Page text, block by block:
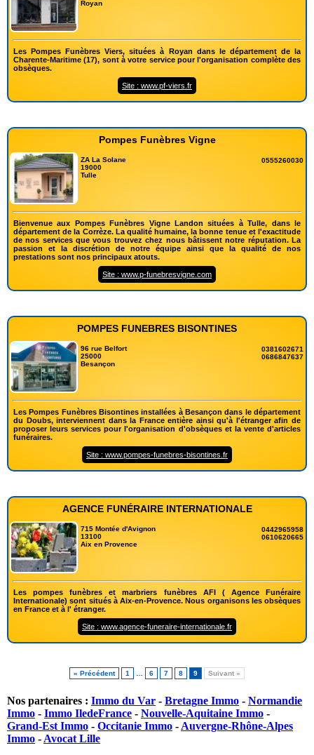
Royan
Les Pompes Funèbres Viers, situées à Royan dans le département de la
Charente-Maritime (17), sont à votre service pour l'organisation complète des
obsèques.
Site : www.pf-viers.fr
Pompes Funèbres Vigne
ZA La Solane
19000
Tulle
0555260030
Bienvenue aux Pompes Funèbres Vigne Landon situées à Tulle, dans le
département de la Corrèze. La qualité humaine, la bonne tenue et l'exactitude
de nos services que vous trouvez chez nous bâtissent notre réputation. La
passion et la discrétion de notre équipe ainsi que la qualité de nos
prestations sont nos principaux atouts.
Site : www.p-funebresvigne.com
POMPES FUNEBRES BISONTINES
96 rue Belfort
25000
Besançon
0381602671
0686847637
Les Pompes Funèbres Bisontines installées à Besançon dans le département
du Doubs, interviennent dans la France entière ainsi qu'à l'étranger afin de
proposer leurs services pour l'organisation d'obsèques et la vente d'articles
funéraires.
Site : www.pompes-funebres-bisontines.fr
AGENCE FUNÉRAIRE INTERNATIONALE
715 Montée d'Avignon
13100
Aix en Provence
0442965958
0610620665
Les pompes funèbres et marbriers funèbres AFI ( Agence Funéraire
Internationale) sont situés à Aix-en-Provence. Nous organisons les obsèques
en France et à l' étranger.
Site : www.agence-funeraire-internationale.fr
« Précédent 1 6 7 8 9 Suivant »
Nos partenaires : Immo du Var - Bretagne Immo - Normandie
Immo - Immo IledeFrance - Nouvelle-Aquitaine Immo -
Grand-Est Immo - Occitanie Immo - Auvergne-Rhône-Alpes
Immo - Avocat Lille